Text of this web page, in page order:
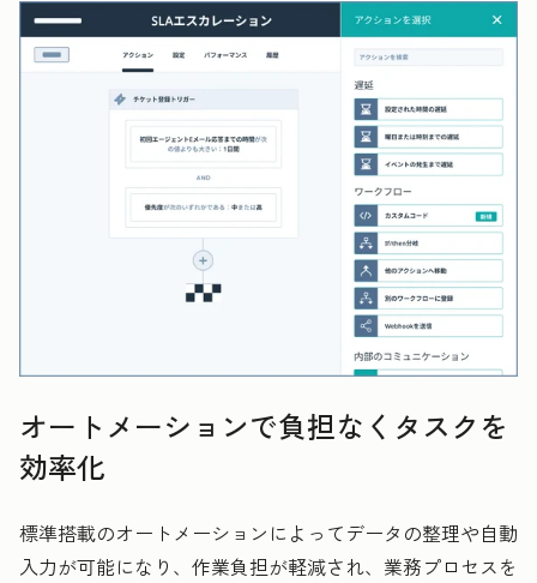
オートメーションで負担なくタスクを
効率化
標準搭載のオートメーションによってデータの整理や自動
入力が可能になり、作業負担が軽減され、業務プロセスを